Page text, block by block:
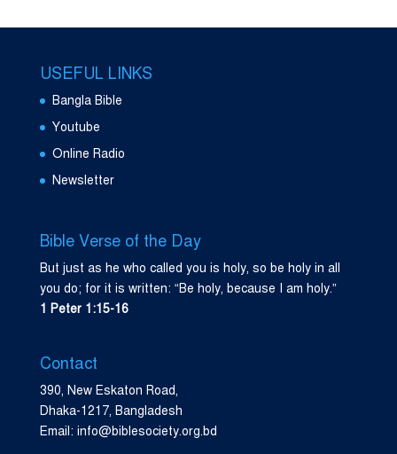
USEFUL LINKS
Bangla Bible
Youtube
Online Radio
Newsletter
Bible Verse of the Day
But just as he who called you is holy, so be holy in all
you do; for it is written: “Be holy, because I am holy.”
1 Peter 1:15-16
Contact
390, New Eskaton Road,
Dhaka-1217, Bangladesh
Email: info@biblesociety.org.bd